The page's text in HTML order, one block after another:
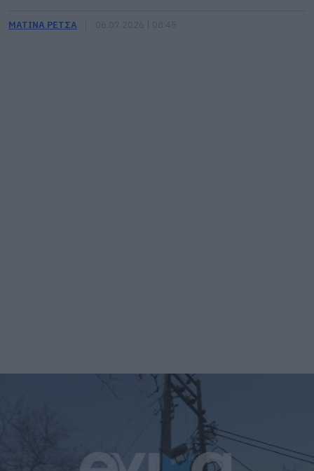
ΜΑΤΙΝΑ ΡΕΤΣΑ